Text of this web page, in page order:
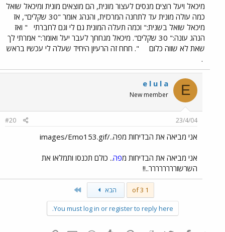
מיכאל ויעל רוצים מנסים לעצור מונית, הם מוצאים מונית ומיכאל שואל
כמה עולה מונית עד לתחנה המרכזית, והנהג אומר "30 שקלים", אז
מיכאל שואל בשנית:" וכמה תעלה המונית גם לי וגם לחברתי
" ואז
הנהג עונה:" 30 שקלים". מיכאל מגחחך לעבר יעל ואומר:" אמרתי לך
שאת לא שווה כלום
". חחח זה הרעיון היחיד שעלה לי עכשיו בראש
.
E
e l u l a
New member
23/4/04
#20
אני מביאה את הבדיחות מפה../images/Emo153.gif
אני מביאה את הבדיחות מפה.. כולם תכנסו ותמלאו את
השרשורררררררר..!!
1 of 3 הבא
You must log in or register to reply here.